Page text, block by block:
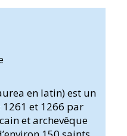
en latin) est un
et 1266 par
et archevêque